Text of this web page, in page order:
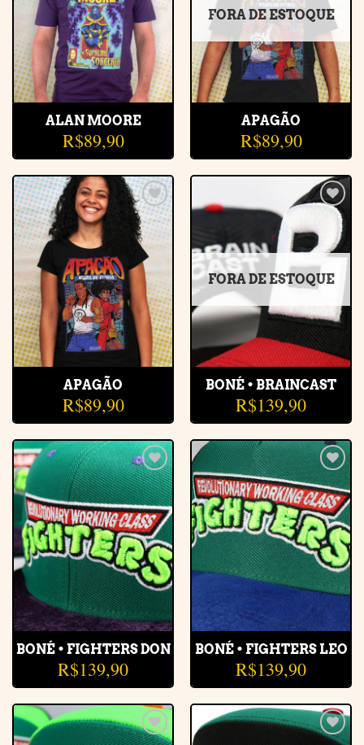
ALAN MOORE
R$89,90
FORA DE ESTOQUE
APAGÃO
R$89,90
Adicionar
à lista de
desejos
APAGÃO
R$89,90
Adicionar
à lista de
FORA DE ESTOQUE
BONÉ • BRAINCAST
R$139,90
Adicionar
à lista de
desejos
BONÉ • FIGHTERS DON
R$139,90
Adicionar
à lista de
desejos
BONÉ • FIGHTERS LEO
R$139,90